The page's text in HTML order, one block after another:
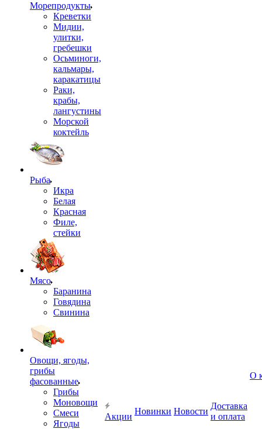
Морепродукты
Креветки
Мидии,
улитки,
гребешки
Осьминоги,
кальмары,
каракатицы
Раки,
крабы,
лангустины
Морской
коктейль
Рыба
Икра
Белая
Красная
Филе,
стейки
Мясо
Баранина
Говядина
Свинина
Овощи, ягоды,
грибы
фасованные
Грибы
Моновощи
Смеси
Ягоды
Акции
Новинки Новости
Доставка
и оплата
О